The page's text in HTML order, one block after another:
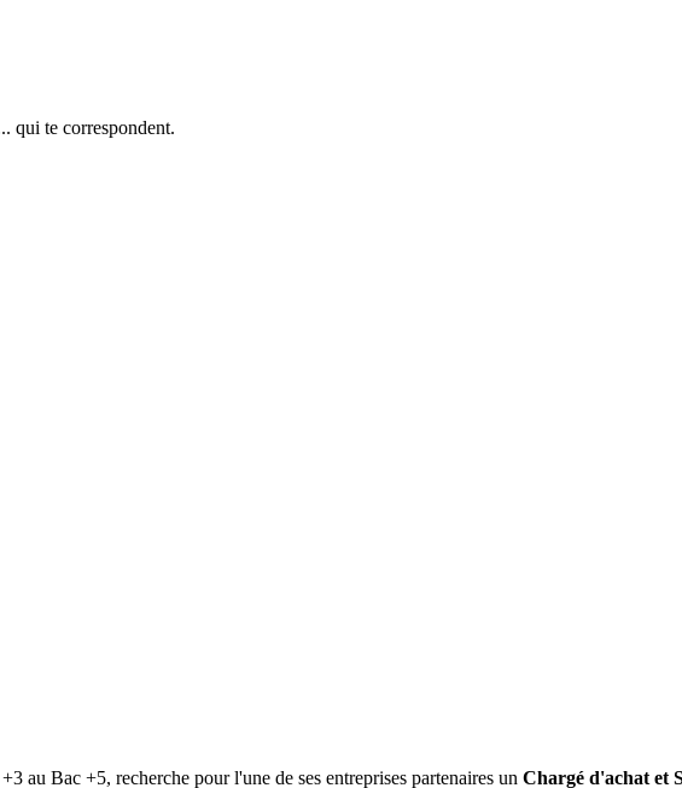
qui te correspondent.
au Bac +5, recherche pour l'une de ses entreprises partenaires un Chargé d'achat et